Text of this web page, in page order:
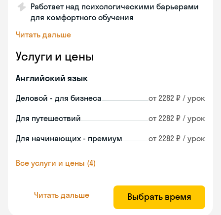
Работает над психологическими барьерами
для комфортного обучения
Читать дальше
Услуги и цены
Английский язык
Деловой - для бизнеса от 2282 ₽ / урок
Для путешествий от 2282 ₽ / урок
Для начинающих - премиум от 2282 ₽ / урок
Все услуги и цены (4)
Читать дальше Выбрать время